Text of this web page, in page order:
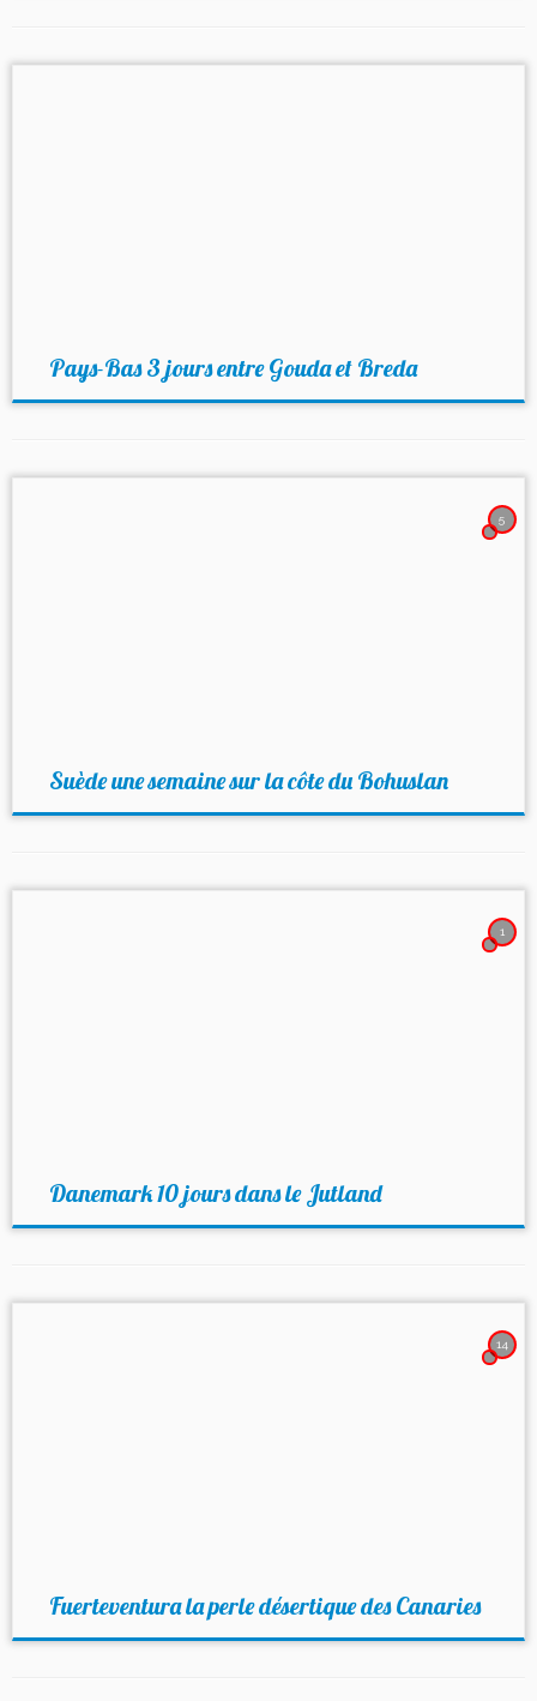
Pays-Bas 3 jours entre Gouda et Breda
5
Suède une semaine sur la côte du Bohuslan
1
Danemark 10 jours dans le Jutland
14
Fuerteventura la perle désertique des Canaries